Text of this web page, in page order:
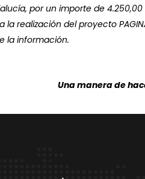
por un importe de 4.250,00
realización del proyecto
la información.
Una manera de